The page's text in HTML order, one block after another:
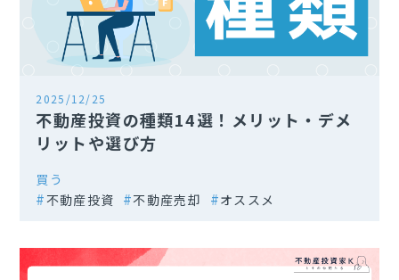
2025/12/25
不動産投資の種類14選！メリット・デメ
リットや選び方
買う
不動産投資
不動産売却 オススメ